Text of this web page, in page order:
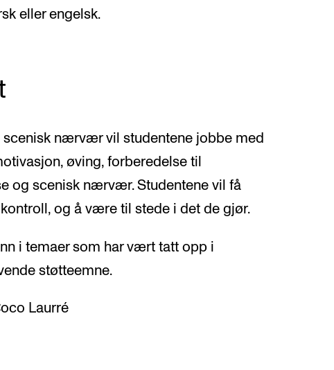
eller engelsk.
scenisk nærvær vil studentene jobbe med
øving, forberedelse til
og scenisk nærvær. Studentene vil få
og å være til stede i det de gjør.
i temaer som har vært tatt opp i
støtteemne.
Laurré